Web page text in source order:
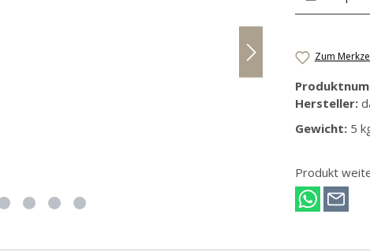
Zum
Hersteller:
Gewicht: 5
Produkt